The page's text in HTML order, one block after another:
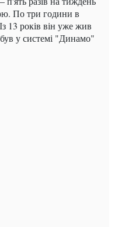
По три години в
13 років він уже жив
у системі "Динамо"